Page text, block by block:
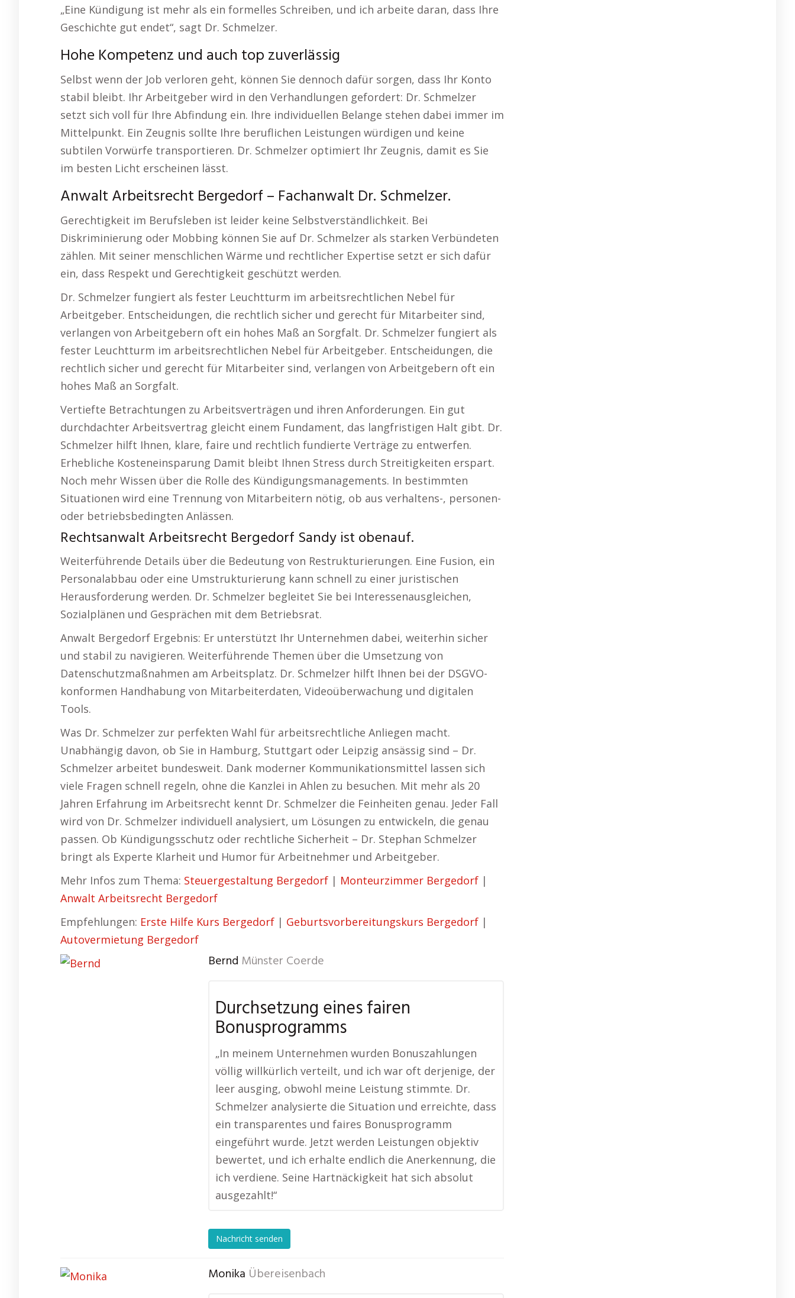
„Eine Kündigung ist mehr als ein formelles Schreiben, und ich arbeite daran, dass Ihre
Geschichte gut endet“, sagt Dr. Schmelzer.
Hohe Kompetenz und auch top zuverlässig
Selbst wenn der Job verloren geht, können Sie dennoch dafür sorgen, dass Ihr Konto
stabil bleibt. Ihr Arbeitgeber wird in den Verhandlungen gefordert: Dr. Schmelzer
setzt sich voll für Ihre Abfindung ein. Ihre individuellen Belange stehen dabei immer im
Mittelpunkt. Ein Zeugnis sollte Ihre beruflichen Leistungen würdigen und keine
subtilen Vorwürfe transportieren. Dr. Schmelzer optimiert Ihr Zeugnis, damit es Sie
im besten Licht erscheinen lässt.
Anwalt Arbeitsrecht Bergedorf – Fachanwalt Dr. Schmelzer.
Gerechtigkeit im Berufsleben ist leider keine Selbstverständlichkeit. Bei
Diskriminierung oder Mobbing können Sie auf Dr. Schmelzer als starken Verbündeten
zählen. Mit seiner menschlichen Wärme und rechtlicher Expertise setzt er sich dafür
ein, dass Respekt und Gerechtigkeit geschützt werden.
Dr. Schmelzer fungiert als fester Leuchtturm im arbeitsrechtlichen Nebel für
Arbeitgeber. Entscheidungen, die rechtlich sicher und gerecht für Mitarbeiter sind,
verlangen von Arbeitgebern oft ein hohes Maß an Sorgfalt. Dr. Schmelzer fungiert als
fester Leuchtturm im arbeitsrechtlichen Nebel für Arbeitgeber. Entscheidungen, die
rechtlich sicher und gerecht für Mitarbeiter sind, verlangen von Arbeitgebern oft ein
hohes Maß an Sorgfalt.
Vertiefte Betrachtungen zu Arbeitsverträgen und ihren Anforderungen. Ein gut
durchdachter Arbeitsvertrag gleicht einem Fundament, das langfristigen Halt gibt. Dr.
Schmelzer hilft Ihnen, klare, faire und rechtlich fundierte Verträge zu entwerfen.
Erhebliche Kosteneinsparung Damit bleibt Ihnen Stress durch Streitigkeiten erspart.
Noch mehr Wissen über die Rolle des Kündigungsmanagements. In bestimmten
Situationen wird eine Trennung von Mitarbeitern nötig, ob aus verhaltens-, personen-
oder betriebsbedingten Anlässen.
Rechtsanwalt Arbeitsrecht Bergedorf Sandy ist obenauf.
Weiterführende Details über die Bedeutung von Restrukturierungen. Eine Fusion, ein
Personalabbau oder eine Umstrukturierung kann schnell zu einer juristischen
Herausforderung werden. Dr. Schmelzer begleitet Sie bei Interessenausgleichen,
Sozialplänen und Gesprächen mit dem Betriebsrat.
Anwalt Bergedorf Ergebnis: Er unterstützt Ihr Unternehmen dabei, weiterhin sicher
und stabil zu navigieren. Weiterführende Themen über die Umsetzung von
Datenschutzmaßnahmen am Arbeitsplatz. Dr. Schmelzer hilft Ihnen bei der DSGVO-
konformen Handhabung von Mitarbeiterdaten, Videoüberwachung und digitalen
Tools.
Was Dr. Schmelzer zur perfekten Wahl für arbeitsrechtliche Anliegen macht.
Unabhängig davon, ob Sie in Hamburg, Stuttgart oder Leipzig ansässig sind – Dr.
Schmelzer arbeitet bundesweit. Dank moderner Kommunikationsmittel lassen sich
viele Fragen schnell regeln, ohne die Kanzlei in Ahlen zu besuchen. Mit mehr als 20
Jahren Erfahrung im Arbeitsrecht kennt Dr. Schmelzer die Feinheiten genau. Jeder Fall
wird von Dr. Schmelzer individuell analysiert, um Lösungen zu entwickeln, die genau
passen. Ob Kündigungsschutz oder rechtliche Sicherheit – Dr. Stephan Schmelzer
bringt als Experte Klarheit und Humor für Arbeitnehmer und Arbeitgeber.
Mehr Infos zum Thema: Steuergestaltung Bergedorf | Monteurzimmer Bergedorf |
Anwalt Arbeitsrecht Bergedorf
Empfehlungen: Erste Hilfe Kurs Bergedorf | Geburtsvorbereitungskurs Bergedorf |
Autovermietung Bergedorf
Bernd Münster Coerde
Durchsetzung eines fairen
Bonusprogramms
„In meinem Unternehmen wurden Bonuszahlungen
völlig willkürlich verteilt, und ich war oft derjenige, der
leer ausging, obwohl meine Leistung stimmte. Dr.
Schmelzer analysierte die Situation und erreichte, dass
ein transparentes und faires Bonusprogramm
eingeführt wurde. Jetzt werden Leistungen objektiv
bewertet, und ich erhalte endlich die Anerkennung, die
ich verdiene. Seine Hartnäckigkeit hat sich absolut
ausgezahlt!“
Nachricht senden
Monika Übereisenbach